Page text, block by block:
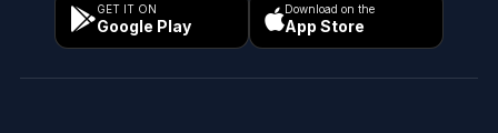
GET IT ON
Google Play
Download on the
App Store